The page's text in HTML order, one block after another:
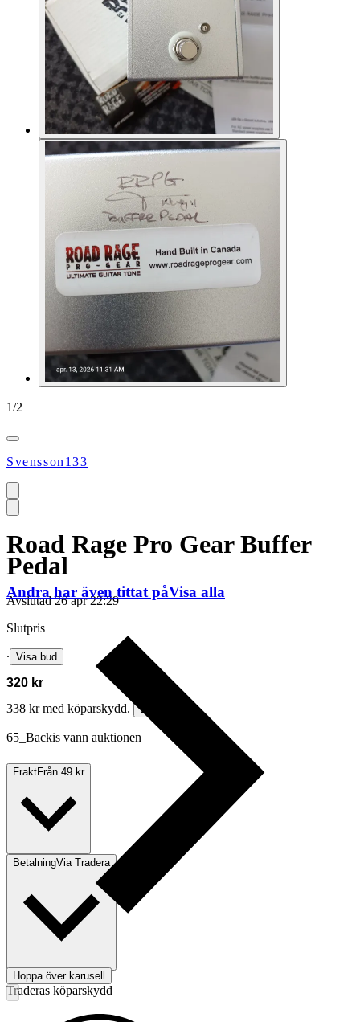
1/2
Svensson133
Road Rage Pro Gear Buffer
Pedal
Avslutad 26 apr 22:29
Slutpris
∙ Visa bud
320 kr
338 kr med köparskydd.
Läs mer
65_Backis vann auktionen
FraktFrån 49 kr
BetalningVia Tradera
Traderas köparskydd
Andra har även tittat påVisa alla
Hoppa över karusell